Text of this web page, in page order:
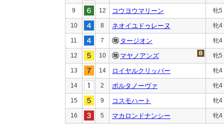
9 12 コウヨウマリーン 牝5
10 8 ネオイユドゥレーヌ 牝4
11 7 タージオン 牝4
12 10 マヤノアンズ 牝5
13 14 ロイヤルクリッパー 牝4
14 2 ポルタノーヴァ 牝4
15 9 コスモハート 牝4
16 5 マカロンドナンシー 牝4